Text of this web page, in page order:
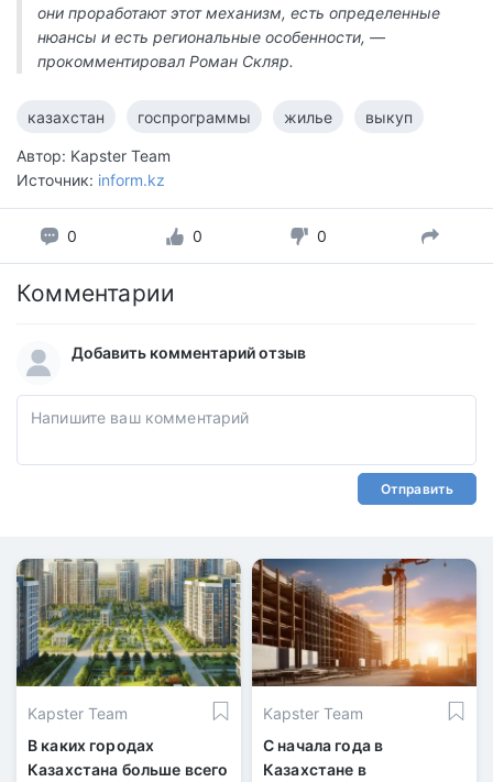
они проработают этот механизм, есть определенные
нюансы и есть региональные особенности, —
прокомментировал Роман Скляр.
казахстан госпрограммы жилье выкуп
Автор: Kapster Team
Источник: inform.kz
0 0 0
Комментарии
Добавить комментарий отзыв
Отправить
Kapster Team
В каких городах
Казахстана больше всего
Kapster Team
С начала года в
Казахстане в